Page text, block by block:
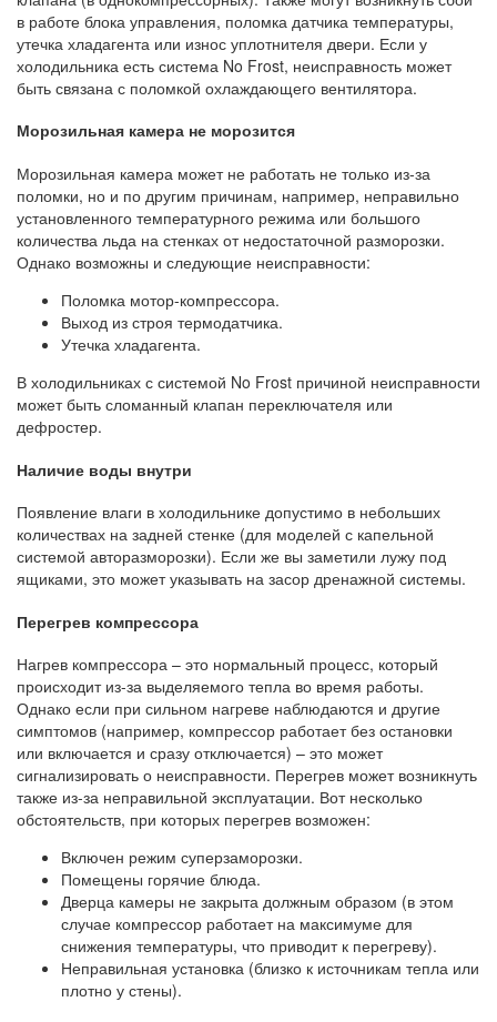
в работе блока управления, поломка датчика температуры,
утечка хладагента или износ уплотнителя двери. Если у
холодильника есть система No Frost, неисправность может
быть связана с поломкой охлаждающего вентилятора.
Морозильная камера не морозится
Морозильная камера может не работать не только из-за
поломки, но и по другим причинам, например, неправильно
установленного температурного режима или большого
количества льда на стенках от недостаточной разморозки.
Однако возможны и следующие неисправности:
Поломка мотор-компрессора.
Выход из строя термодатчика.
Утечка хладагента.
В холодильниках с системой No Frost причиной неисправности
может быть сломанный клапан переключателя или
дефростер.
Наличие воды внутри
Появление влаги в холодильнике допустимо в небольших
количествах на задней стенке (для моделей с капельной
системой авторазморозки). Если же вы заметили лужу под
ящиками, это может указывать на засор дренажной системы.
Перегрев компрессора
Нагрев компрессора – это нормальный процесс, который
происходит из-за выделяемого тепла во время работы.
Однако если при сильном нагреве наблюдаются и другие
симптомов (например, компрессор работает без остановки
или включается и сразу отключается) – это может
сигнализировать о неисправности. Перегрев может возникнуть
также из-за неправильной эксплуатации. Вот несколько
обстоятельств, при которых перегрев возможен:
Включен режим суперзаморозки.
Помещены горячие блюда.
Дверца камеры не закрыта должным образом (в этом
случае компрессор работает на максимуме для
снижения температуры, что приводит к перегреву).
Неправильная установка (близко к источникам тепла или
плотно у стены).